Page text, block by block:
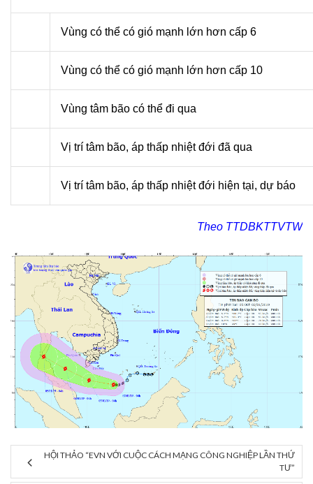
Vùng có thể có gió mạnh lớn hơn cấp 6
Vùng có thể có gió mạnh lớn hơn cấp 10
Vùng tâm bão có thể đi qua
Vị trí tâm bão, áp thấp nhiệt đới đã qua
Vị trí tâm bão, áp thấp nhiệt đới hiện tại, dự báo
Theo TTDBKTTVTW
HỘI THẢO “EVN VỚI CUỘC CÁCH MẠNG CÔNG NGHIỆP LẦN THỨ
TƯ”